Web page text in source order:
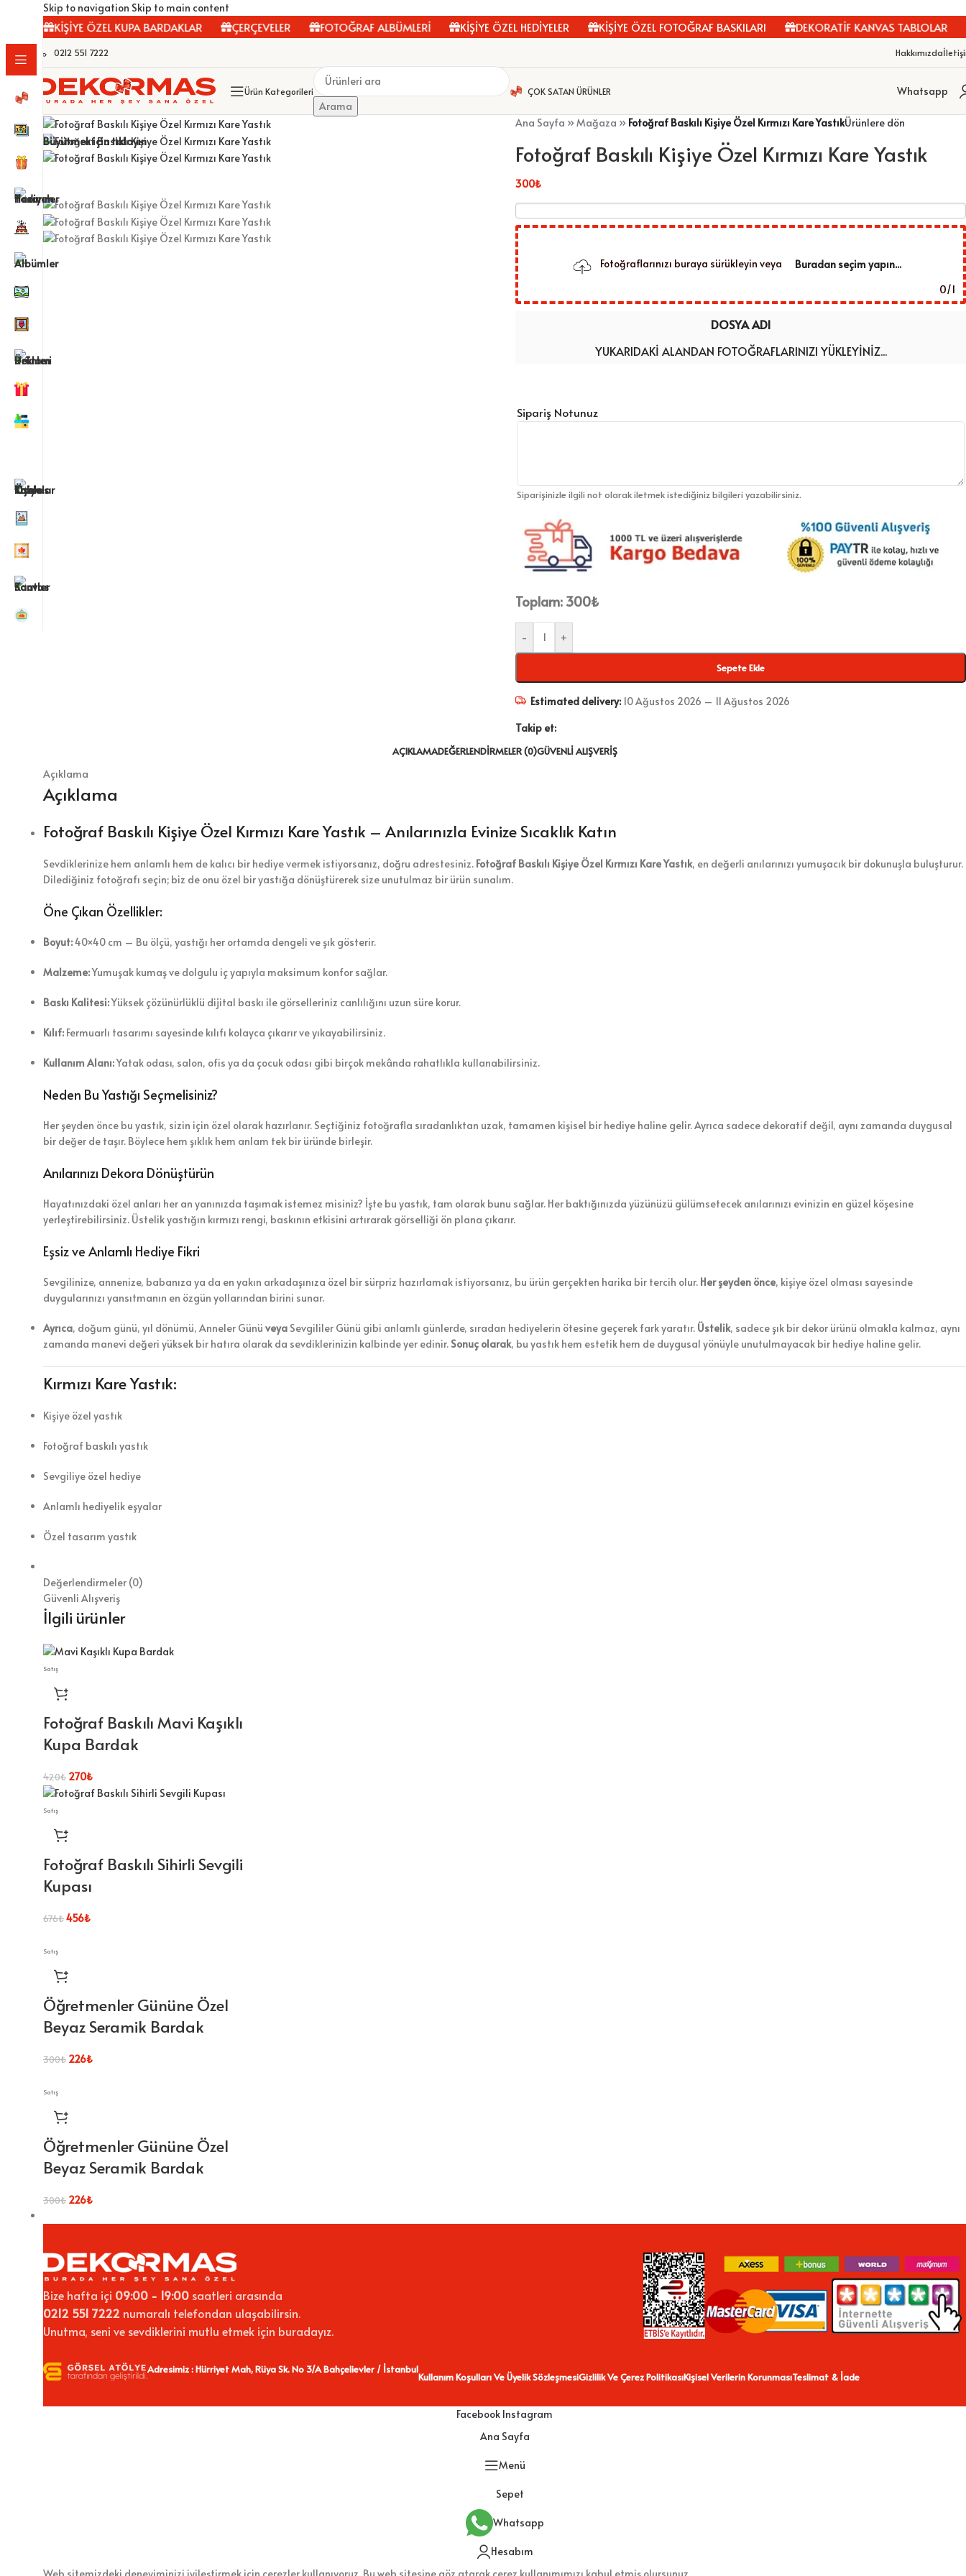
Skip to navigation Skip to main content
KİŞİYE ÖZEL KUPA BARDAKLAR ÇERÇEVELER FOTOĞRAF ALBÜMLERİ KİŞİYE ÖZEL HEDİYELER KİŞİYE ÖZEL FOTOĞRAF BASKILARI DEKORATİF KANVAS TABLOLAR
0212 551 7222 Hakkımızda
Ürün Kategorileri
Arama
ÇOK SATAN ÜRÜNLER Whatsapp
Büyütmek için tıklayın
Ana Sayfa »Mağaza » Fotoğraf Baskılı Kişiye Özel Kırmızı Kare YastıkÜrünlere dön
Fotoğraf Baskılı Kişiye Özel Kırmızı Kare Yastık
300₺
Fotoğraflarınızı buraya sürükleyin veya Buradan seçim yapın...
0/1
DOSYA ADI
YUKARIDAKI ALANDAN FOTOĞRAFLARINIZI YÜKLEYINIZ...
Sipariş Notunuz
Siparişinizle ilgili not olarak iletmek istediğiniz bilgileri yazabilirsiniz.
Toplam: 300₺
- +
Sepete Ekle
Estimated delivery: 10 Ağustos 2026 – 11 Ağustos 2026
Takip et:
AÇIKLAMADEĞERLENDIRMELER (0)GÜVENLI ALIŞVERIŞ
Açıklama
Açıklama
Fotoğraf Baskılı Kişiye Özel Kırmızı Kare Yastık – Anılarınızla Evinize Sıcaklık Katın
Sevdiklerinize hem anlamlı hem de kalıcı bir hediye vermek istiyorsanız, doğru adrestesiniz. Fotoğraf Baskılı Kişiye Özel Kırmızı Kare Yastık, en değerli anılarınızı yumuşacık bir dokunuşla buluşturur.
Dilediğiniz fotoğrafı seçin; biz de onu özel bir yastığa dönüştürerek size unutulmaz bir ürün sunalım.
Öne Çıkan Özellikler:
Boyut:40×40 cm – Bu ölçü, yastığı her ortamda dengeli ve şık gösterir.
Malzeme:Yumuşak kumaş ve dolgulu iç yapıyla maksimum konfor sağlar.
Baskı Kalitesi:Yüksek çözünürlüklü dijital baskı ile görselleriniz canlılığını uzun süre korur.
Kılıf: Fermuarlı tasarımı sayesinde kılıfı kolayca çıkarır ve yıkayabilirsiniz.
Kullanım Alanı:Yatak odası, salon, ofis ya da çocuk odası gibi birçok mekânda rahatlıkla kullanabilirsiniz.
Neden Bu Yastığı Seçmelisiniz?
Her şeyden önce bu yastık, sizin için özel olarak hazırlanır. Seçtiğiniz fotoğrafla sıradanlıktan uzak, tamamen kişisel bir hediye haline gelir. Ayrıca sadece dekoratif değil, aynı zamanda duygusal
bir değer de taşır. Böylece hem şıklık hem anlam tek bir üründe birleşir.
Anılarınızı Dekora Dönüştürün
Hayatınızdaki özel anları her an yanınızda taşımak istemez misiniz? İşte bu yastık, tam olarak bunu sağlar. Her baktığınızda yüzünüzü gülümsetecek anılarınızı evinizin en güzel köşesine
yerleştirebilirsiniz. Üstelik yastığın kırmızı rengi, baskının etkisini artırarak görselliği ön plana çıkarır.
Eşsiz ve Anlamlı Hediye Fikri
Sevgilinize, annenize, babanıza ya da en yakın arkadaşınıza özel bir sürpriz hazırlamak istiyorsanız, bu ürün gerçekten harika bir tercih olur. Her şeyden önce, kişiye özel olması sayesinde
duygularınızı yansıtmanın en özgün yollarından birini sunar.
Ayrıca, doğum günü, yıl dönümü, Anneler Günü veya Sevgililer Günü gibi anlamlı günlerde, sıradan hediyelerin ötesine geçerek fark yaratır. Üstelik, sadece şık bir dekor ürünü olmakla kalmaz, aynı
zamanda manevi değeri yüksek bir hatıra olarak da sevdiklerinizin kalbinde yer edinir. Sonuç olarak, bu yastık hem estetik hem de duygusal yönüyle unutulmayacak bir hediye haline gelir.
Kırmızı Kare Yastık:
Kişiye özel yastık
Fotoğraf baskılı yastık
Sevgiliye özel hediye
Anlamlı hediyelik eşyalar
Özel tasarım yastık
Değerlendirmeler (0)
Güvenli Alışveriş
İlgili ürünler
Satış
Fotoğraf Baskılı Mavi Kaşıklı
Kupa Bardak
420₺ 270₺
Satış
Fotoğraf Baskılı Sihirli Sevgili
Kupası
676₺456₺
Satış
Öğretmenler Gününe Özel
Beyaz Seramik Bardak
300₺ 226₺
Satış
Öğretmenler Gününe Özel
Beyaz Seramik Bardak
300₺ 226₺
Bize hafta içi 09:00 - 19:00 saatleri arasında
0212 551 7222 numaralı telefondan ulaşabilirsin.
Unutma, seni ve sevdiklerini mutlu etmek için buradayız.
Adresimiz : Hürriyet Mah, Rüya Sk. No 3/A Bahçelievler / İstanbul
Kullanım Koşulları Ve Üyelik SözleşmesiGizlilik Ve Çerez PolitikasıKişisel Verilerin KorunmasıTeslimat & İade
Facebook Instagram
Ana Sayfa
Menü
Sepet
Whatsapp
Hesabım